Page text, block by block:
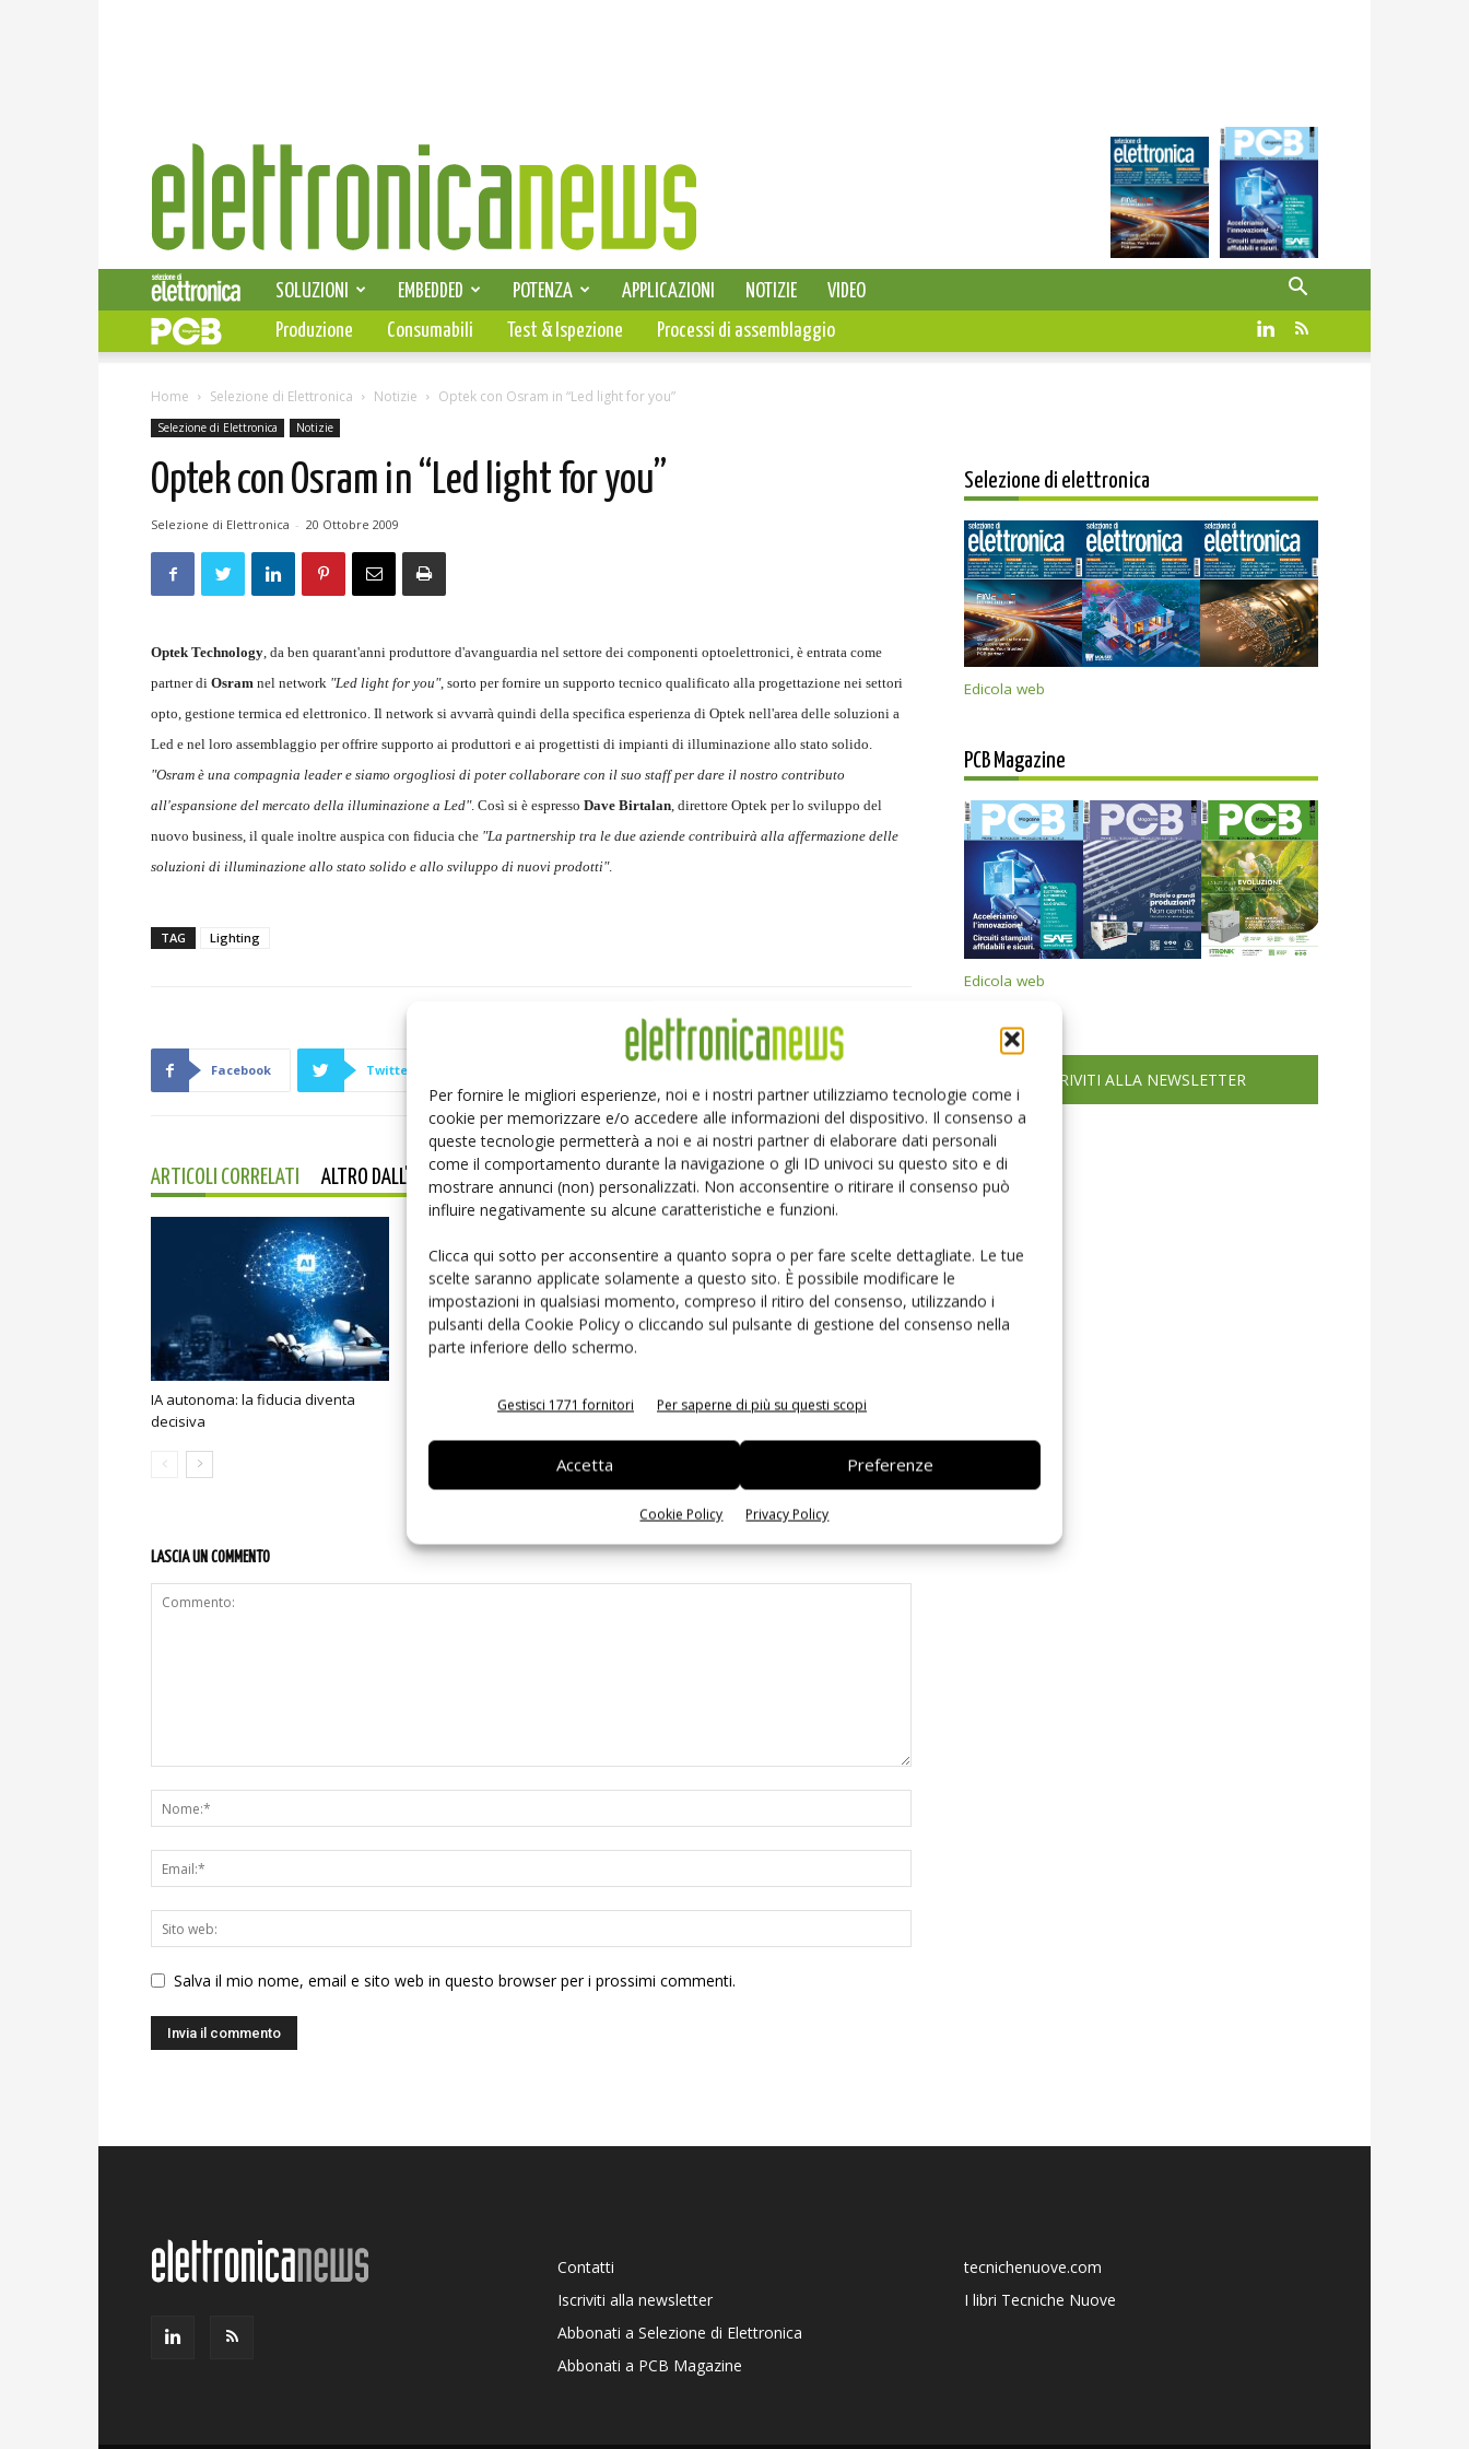
Per fornire le migliori esperienze, noi e i nostri partner utilizziamo tecnologie come i
cookie per memorizzare e/o accedere alle informazioni del dispositivo. Il consenso a
queste tecnologie permetterà a noi e ai nostri partner di elaborare dati personali
come il comportamento durante la navigazione o gli ID univoci su questo sito e di
mostrare annunci (non) personalizzati. Non acconsentire o ritirare il consenso può
influire negativamente su alcune caratteristiche e funzioni.
Clicca qui sotto per acconsentire a quanto sopra o per fare scelte dettagliate. Le tue
scelte saranno applicate solamente a questo sito. È possibile modificare le
impostazioni in qualsiasi momento, compreso il ritiro del consenso, utilizzando i
pulsanti della Cookie Policy o cliccando sul pulsante di gestione del consenso nella
parte inferiore dello schermo.
Gestisci 1771 fornitori Per saperne di più su questi scopi
Accetta Preferenze
Cookie Policy Privacy Policy
Elettronica
News
SELEZIONE DI ELETTRONICA
SOLUZIONI EMBEDDED POTENZA APPLICAZIONI NOTIZIE
VIDEO
PCB
Produzione Consumabili Test & Ispezione Processi di assemblaggio
Home Selezione di Elettronica Notizie Optek con Osram in “Led light for you”
Selezione di Elettronica Notizie
Optek con Osram in “Led light for you”
Selezione di Elettronica - 20 Ottobre 2009
Optek Technology, da ben quarant'anni produttore d'avanguardia nel settore dei componenti optoelettronici, è entrata come
partner di Osram nel network "Led light for you", sorto per fornire un supporto tecnico qualificato alla progettazione nei settori
opto, gestione termica ed elettronico. Il network si avvarrà quindi della specifica esperienza di Optek nell'area delle soluzioni a
Led e nel loro assemblaggio per offrire supporto ai produttori e ai progettisti di impianti di illuminazione allo stato solido.
"Osram è una compagnia leader e siamo orgogliosi di poter collaborare con il suo staff per dare il nostro contributo
all'espansione del mercato della illuminazione a Led". Così si è espresso Dave Birtalan, direttore Optek per lo sviluppo del
nuovo business, il quale inoltre auspica con fiducia che "La partnership tra le due aziende contribuirà alla affermazione delle
soluzioni di illuminazione allo stato solido e allo sviluppo di nuovi prodotti".
TAG Lighting
Facebook Twitter
ARTICOLI CORRELATI ALTRO DALL'AUTORE
IA autonoma: la fiducia diventa
decisiva
Smart home: la sfida passa da
Siemens e NVIDIA insieme sull’IA
LASCIA UN COMMENTO
Salva il mio nome, email e sito web in questo browser per i prossimi commenti.
Selezione di elettronica
Edicola web
PCB Magazine
Edicola web
ISCRIVITI ALLA NEWSLETTER
Contatti
Iscriviti alla newsletter
Abbonati a Selezione di Elettronica
Abbonati a PCB Magazine
tecnichenuove.com
I libri Tecniche Nuove